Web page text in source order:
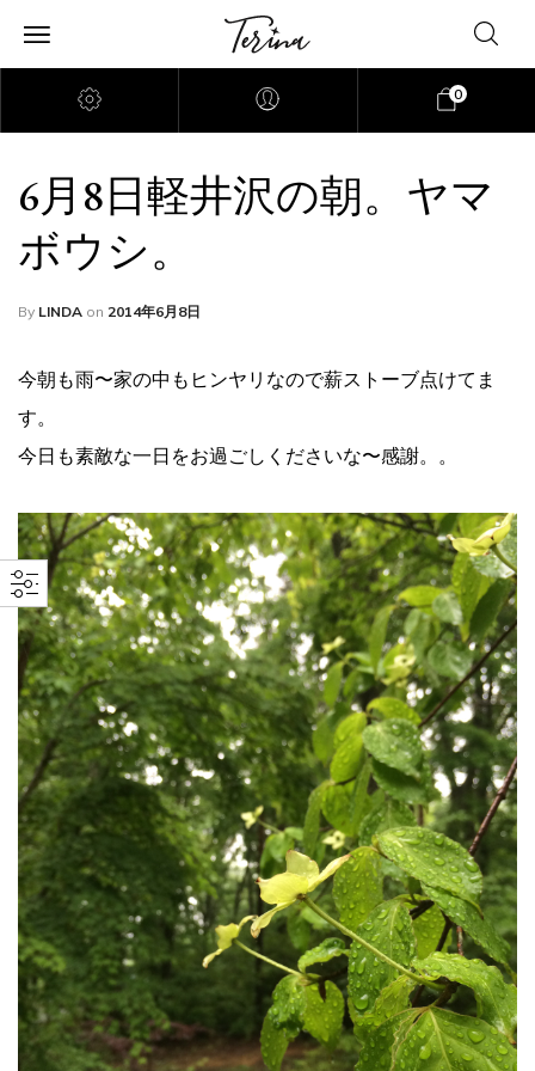
0
6月8日軽井沢の朝。ヤマ
ボウシ。
By LINDA on 2014年6月8日
今朝も雨〜家の中もヒンヤリなので薪ストーブ点けてま
す。
今日も素敵な一日をお過ごしくださいな〜感謝。。